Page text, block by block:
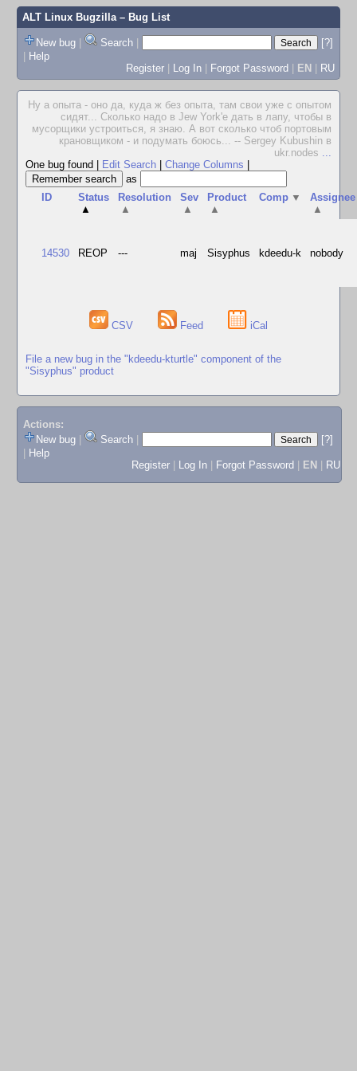
ALT Linux Bugzilla– Bug List
New bug | Search |
[?]
| Help
Register | Log In | Forgot Password | EN | RU
Ну а опыта - оно да, куда ж без опыта, там свои уже с опытом
сидят... Сколько надо в Jew York'е дать в лапу, чтобы в
мусорщики устроиться, я знаю. А вот сколько чтоб портовым
крановщиком - и подумать боюсь... -- Sergey Kubushin в
ukr.nodes ...
One bug found
Edit Search Change Columns
as
ID
Status
▲
Resolution
▲
Sev
▲
Product
▲
Comp ▼
Assignee
▲
14530 REOP --- maj Sisyphus kdeedu-k nobody
CSV Feed iCal
File a new bug in the "kdeedu-kturtle" component of the
"Sisyphus" product
Actions:
New bug
Search
[?]
Help
Register
Log In Forgot Password EN RU